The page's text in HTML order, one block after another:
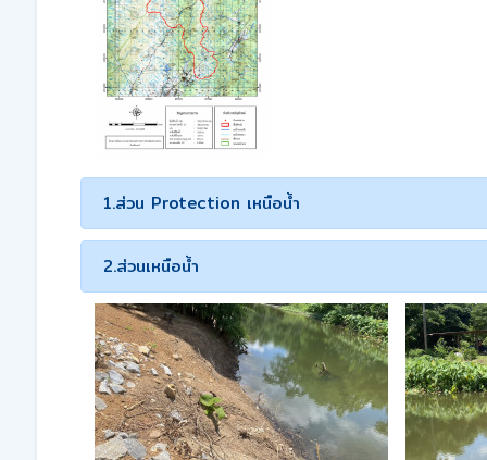
1.ส่วน Protection เหนือน้ำ
2.ส่วนเหนือน้ำ